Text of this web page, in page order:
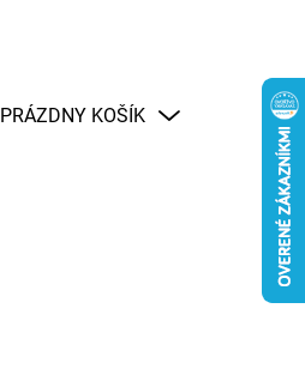
NÁKUPNÝ
PRÁZDNY KOŠÍK